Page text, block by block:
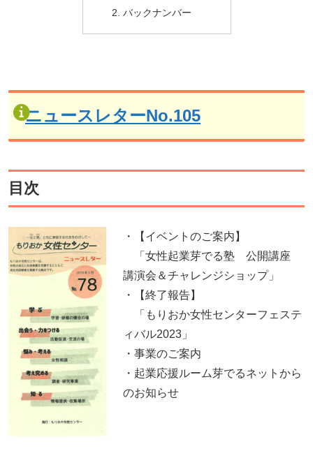
バックナンバー
ニュースレターNo.105
目次
・【イベントのご案内】
「女性起業芽でる塾 公開講座
講演会＆チャレンジショップ」
・【終了報告】
「もりおか女性センターフェステ
ィバル2023」
・事業のご案内
・起業応援ルーム芽でるネットから
のお知らせ